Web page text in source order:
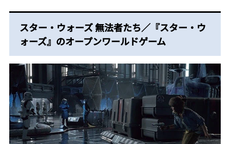
スター・ウォーズ 無法者たち／『スター・ウ
ォーズ』のオープンワールドゲーム